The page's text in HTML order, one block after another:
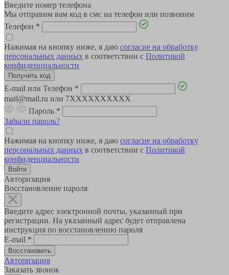
Введите номер телефона
Мы отправим вам код в смс на телефон или позвоним
Телефон *
Нажимая на кнопку ниже, я даю согласие на обработку
персональных данных в соответствии с Политикой
конфиденциальности
E-mail или Телефон *
mail@mail.ru или 7XXXXXXXXXX
Пароль *
Забыли пароль?
Нажимая на кнопку ниже, я даю согласие на обработку
персональных данных в соответствии с Политикой
конфиденциальности
Авторизация
Восстановление пароля
Введите адрес электронной почты, указанный при
регистрации. На указанный адрес будет отправлена
инструкция по восстановлению пароля
E-mail *
Авторизация
Заказать звонок